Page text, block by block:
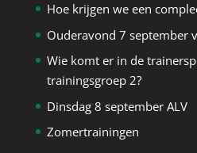
Hoe krijgen we een
Ouderavond 7 september
Wie komt er in de
trainingsgroep 2?
Dinsdag 8 september ALV
Zomertrainingen